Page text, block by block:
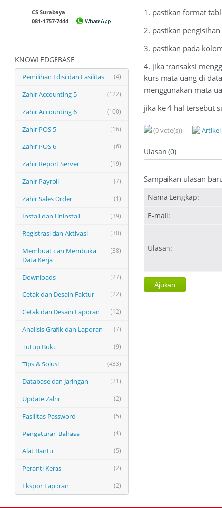
CS Surabaya
081-1757-7444
KNOWLEDGEBASE
(4)
Pemilihan Edisi dan Fasilitas
(122)
Zahir Accounting 5
(100)
Zahir Accounting 6
(16)
Zahir POS 5
(6)
Zahir POS 6
(19)
Zahir Report Server
(7)
Zahir Payroll
(1)
Zahir Sales Order
(39)
Install dan Uninstall
(30)
Registrasi dan Aktivasi
(38)
Membuat dan Membuka
Data Kerja
(27)
Downloads
(22)
Cetak dan Desain Faktur
(12)
Cetak dan Desain Laporan
(7)
Analisis Grafik dan Laporan
(9)
Tutup Buku
(433)
Tips & Solusi
(21)
Database dan Jaringan
(2)
Update Zahir
(5)
Fasilitas Password
(1)
Pengaturan Bahasa
(5)
Alat Bantu
(2)
Peranti Keras
(2)
Ekspor Laporan
1. pastikan format
2. pastikan
3. pastikan pada
4. jika transaksi
kurs mata uang di
menggunakan mata
jika ke 4 hal tersebut
(0 vote(s))
Ulasan (0)
Sampaikan ulasan
Nama Lengkap:
E-mail:
Ulasan: